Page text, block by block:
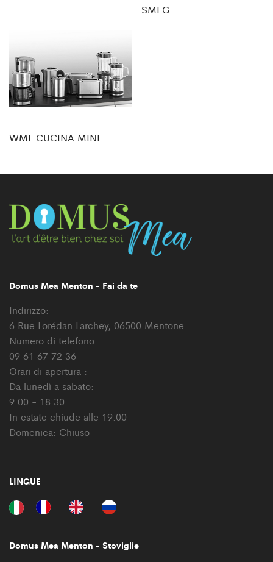
SMEG
WMF CUCINA MINI
Domus Mea Menton - Fai da te
Indirizzo:
6 Rue Lorédan Larchey, 06500 Mentone
Numero di telefono:
09 61 67 72 36
Orari di apertura :
Da lunedì a sabato:
9.00 - 18.30
In estate chiude alle 19.00
Domenica: Chiuso
LINGUE
Domus Mea Menton - Stoviglie